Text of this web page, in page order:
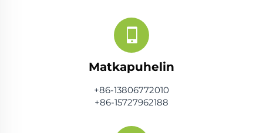
Matkapuhelin
+86-13806772010
+86-15727962188